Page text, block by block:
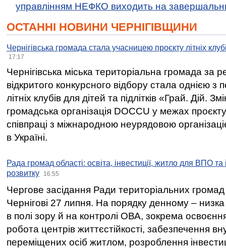
управлінням НЕФКО виходить на
ОСТАННІ НОВИНИ ЧЕРНІГІВЩИНИ
Чернігівська громада стала учасницею проєкту літніх
17:17
Чернігівська міська територіальна громада за
відкритого конкурсного відбору стала однією
літніх клубів для дітей та підлітків «Грай. Дій.
громадська організація DOCCU у межах
співпраці з міжнародною неурядовою
в Україні.
Рада громад області: освіта, інвестиції, житло для ВПО
розвитку
16:55
Чергове засідання Ради територіальних громад
Чернігові 27 липня. На порядку денному –
в полі зору й на контролі ОВА, зокрема освоєння
робота центрів життєстійкості, забезпечення
переміщених осіб житлом, розроблення